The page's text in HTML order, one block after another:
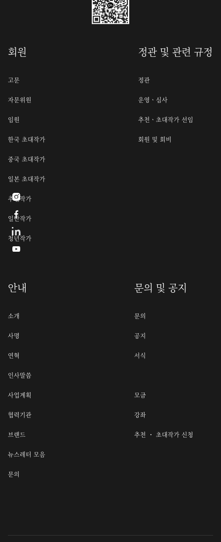
회원
고문
자문위원
임원
한국 초대작가
중국 초대작가
일본 초대작가
추천작가
일반작가
청년작가
정관 및 관련 규정
정관
운영ㆍ심사
추천ㆍ초대작가 선임
회원 및 회비
안내
소개
사명
연혁
인사말씀
사업계획
협력기관
브랜드
뉴스레터 모음
문의
문의 및 공지
문의
공지
서식
모금
강좌
추천 ・ 초대작가 신청


